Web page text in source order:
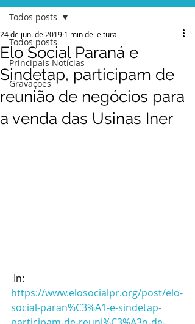
Todos posts
Principais Notícias
Gravações
Todos posts
Elo Social Paraná e
Sindetap, participam de
reunião de negócios para
a venda das Usinas Iner
24 de jun. de 2019 1 min de leitura
In:
https://www.elosocialpr.org/post/elo-
social-paran%C3%A1-e-sindetap-